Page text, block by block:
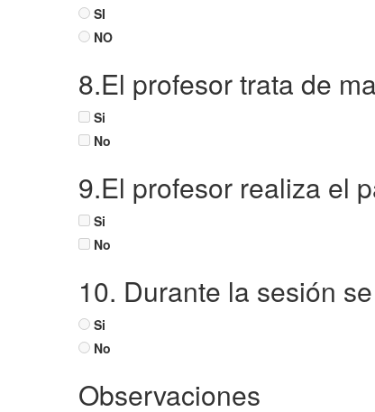
SI
NO
8.El profesor trata de
Si
No
9.El profesor realiza el
Si
No
10. Durante la sesión
Si
No
Observaciones